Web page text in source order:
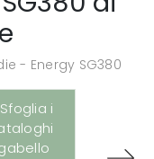
- Energy SG380